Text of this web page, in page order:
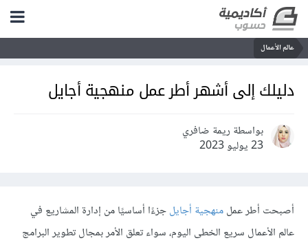
عالم الأعمال
دليلك إلى أشهر أطر عمل منهجية أجايل
بواسطة ريمة ضافري
23 يوليو 2023
أصبحت أطر عملمنهجية أجايلجزءًا أساسيًا من إدارة المشاريع في
عالم الأعمال سريع الخطى اليوم، سواء تعلق الأمر بمجال تطوير البرامج